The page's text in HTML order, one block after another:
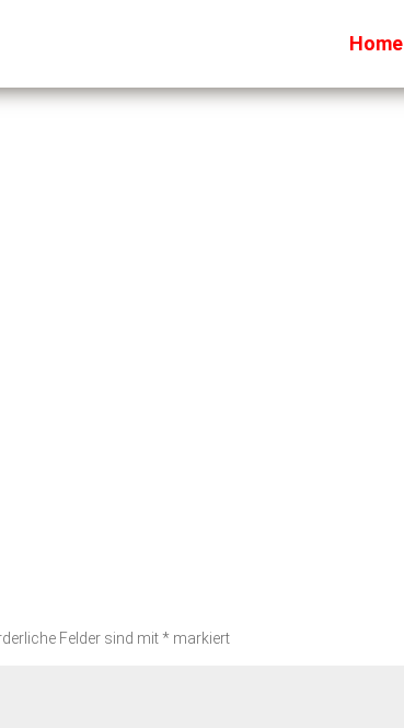
Home
Felder sind mit* markiert